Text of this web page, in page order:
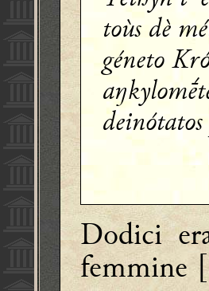
toùs dè
géneto
Dodici
femmine [